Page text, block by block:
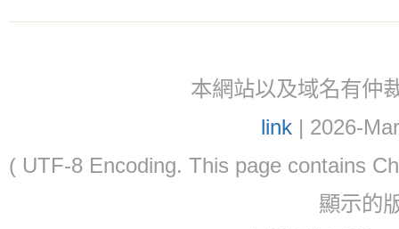
本網站以及域名有仲
link| 2026-
( UTF-8 Encoding. This page contains
顯示的